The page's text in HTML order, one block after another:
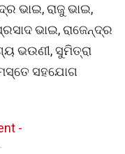
ଭାଇ, ରାଜୁ ଭାଇ,
ଭାଇ, ରାଜେନ୍ଦ୍ର
ଭଉଣୀ, ସୁମିତ୍ରା
ସହଯୋଗ